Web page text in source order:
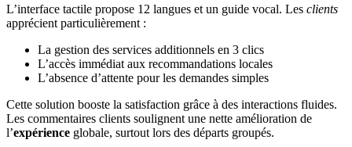
L’interface tactile propose 12 langues et un guide vocal. Les clients
apprécient particulièrement :
La gestion des services additionnels en 3 clics
L’accès immédiat aux recommandations locales
L’absence d’attente pour les demandes simples
Cette solution booste la satisfaction grâce à des interactions fluides.
Les commentaires clients soulignent une nette amélioration de
l’expérience globale, surtout lors des départs groupés.